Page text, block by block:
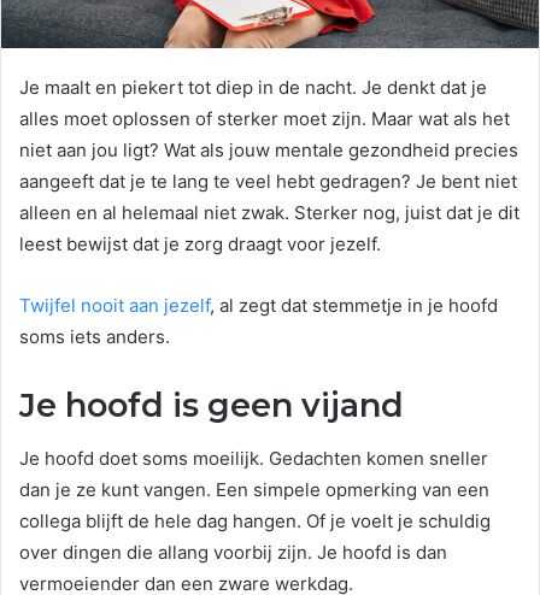
Je maalt en piekert tot diep in de nacht. Je denkt dat je
alles moet oplossen of sterker moet zijn. Maar wat als het
niet aan jou ligt? Wat als jouw mentale gezondheid precies
aangeeft dat je te lang te veel hebt gedragen? Je bent niet
alleen en al helemaal niet zwak. Sterker nog, juist dat je dit
leest bewijst dat je zorg draagt voor jezelf.
Twijfel nooit aan jezelf, al zegt dat stemmetje in je hoofd
soms iets anders.
Je hoofd is geen vijand
Je hoofd doet soms moeilijk. Gedachten komen sneller
dan je ze kunt vangen. Een simpele opmerking van een
collega blijft de hele dag hangen. Of je voelt je schuldig
over dingen die allang voorbij zijn. Je hoofd is dan
vermoeiender dan een zware werkdag.